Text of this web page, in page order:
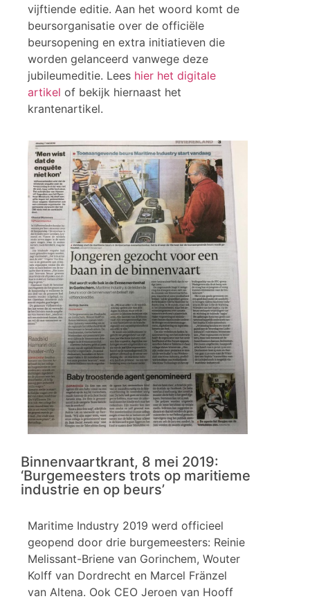
vijftiende editie. Aan het woord komt de
beursorganisatie over de officiële
beursopening en extra initiatieven die
worden gelanceerd vanwege deze
jubileumeditie. Lees hier het digitale
artikel of bekijk hiernaast het
krantenartikel.
Binnenvaartkrant, 8 mei 2019:
‘Burgemeesters trots op maritieme
industrie en op beurs’
Maritime Industry 2019 werd officieel
geopend door drie burgemeesters: Reinie
Melissant-Briene van Gorinchem, Wouter
Kolff van Dordrecht en Marcel Fränzel
van Altena. Ook CEO Jeroen van Hooff